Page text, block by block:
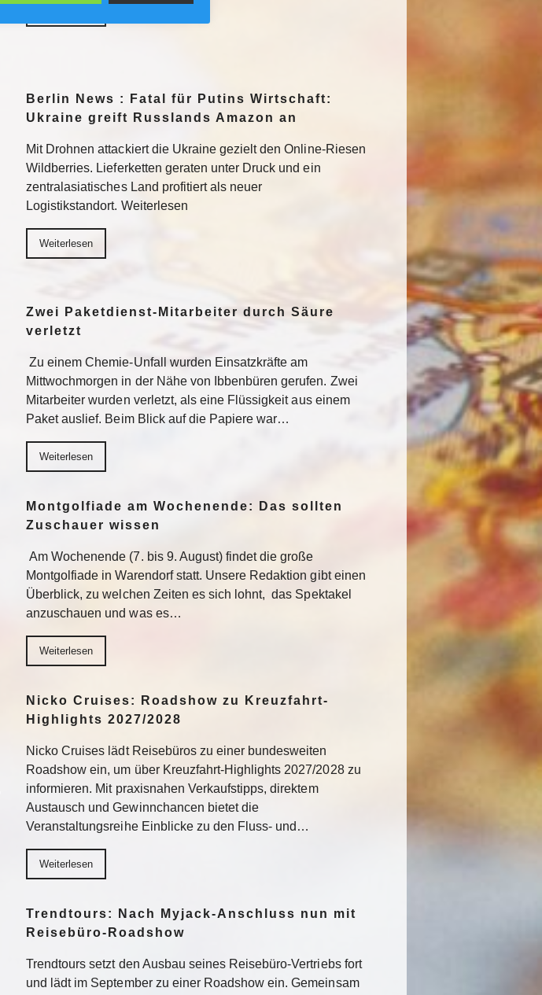
Berlin News : Fatal für Putins Wirtschaft:
Ukraine greift Russlands Amazon an
Mit Drohnen attackiert die Ukraine gezielt den Online-Riesen
Wildberries. Lieferketten geraten unter Druck und ein
zentralasiatisches Land profitiert als neuer
Logistikstandort. Weiterlesen
Weiterlesen
Zwei Paketdienst-Mitarbeiter durch Säure
verletzt
Zu einem Chemie-Unfall wurden Einsatzkräfte am
Mittwochmorgen in der Nähe von Ibbenbüren gerufen. Zwei
Mitarbeiter wurden verletzt, als eine Flüssigkeit aus einem
Paket auslief. Beim Blick auf die Papiere war…
Weiterlesen
Montgolfiade am Wochenende: Das sollten
Zuschauer wissen
Am Wochenende (7. bis 9. August) findet die große
Montgolfiade in Warendorf statt. Unsere Redaktion gibt einen
Überblick, zu welchen Zeiten es sich lohnt, das Spektakel
anzuschauen und was es…
Weiterlesen
Nicko Cruises: Roadshow zu Kreuzfahrt-
Highlights 2027/2028
Nicko Cruises lädt Reisebüros zu einer bundesweiten
Roadshow ein, um über Kreuzfahrt-Highlights 2027/2028 zu
informieren. Mit praxisnahen Verkaufstipps, direktem
Austausch und Gewinnchancen bietet die
Veranstaltungsreihe Einblicke zu den Fluss- und…
Weiterlesen
Trendtours: Nach Myjack-Anschluss nun mit
Reisebüro-Roadshow
Trendtours setzt den Ausbau seines Reisebüro-Vertriebs fort
und lädt im September zu einer Roadshow ein. Gemeinsam